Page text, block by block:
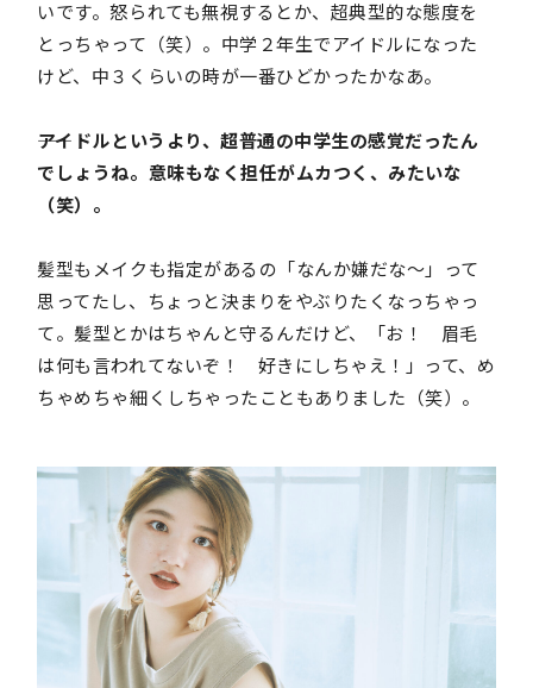
いです。怒られても無視するとか、超典型的な態度を
とっちゃって（笑）。中学２年生でアイドルになった
けど、中３くらいの時が一番ひどかったかなあ。
――アイドルというより、超普通の中学生の感覚だったん
でしょうね。意味もなく担任がムカつく、みたいな
（笑）。
髪型もメイクも指定があるの「なんか嫌だな〜」って
思ってたし、ちょっと決まりをやぶりたくなっちゃっ
て。髪型とかはちゃんと守るんだけど、「お！ 眉毛
は何も言われてないぞ！ 好きにしちゃえ！」って、め
ちゃめちゃ細くしちゃったこともありました（笑）。